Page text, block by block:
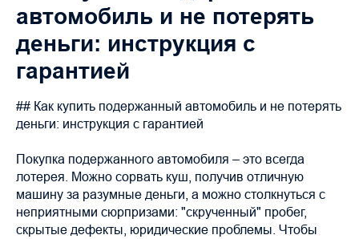
автомобиль и не потерять
деньги: инструкция с
гарантией
## Как купить подержанный автомобиль и не потерять
деньги: инструкция с гарантией
Покупка подержанного автомобиля – это всегда
лотерея. Можно сорвать куш, получив отличную
машину за разумные деньги, а можно столкнуться с
неприятными сюрпризами: "скрученный" пробег,
скрытые дефекты, юридические проблемы. Чтобы